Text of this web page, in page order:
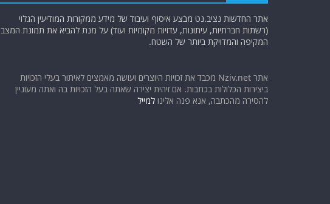
אתר החדשות נציב.נט מבצע איסוף ועיבוד של מידע ממקורות המודיעין הגלוי
(רשתות חברתיות, עיתונות, עדויות מקומיות ועוד) על מנת להביא את תמונת המצב
המקיפה והמדויקת ביותר של השטח.
אתר Nziv.net מכבד את זכויות היוצרים ועושה מאמצים לאיתור בעלי הזכויות
ביצירות הכלולות בכתבות. אם זיהית יצירה שאתה בעל הזכויות בה ואתה מעוניין
להסירה מהכתבה, אנא פנה אלינו למייל